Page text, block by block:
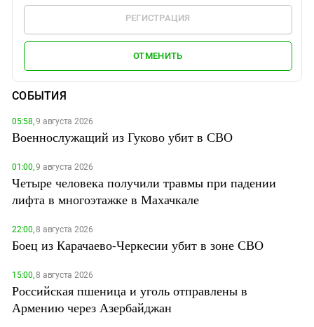
РЕГИСТРАЦИЯ
ОТМЕНИТЬ
СОБЫТИЯ
05:58,9 августа 2026
Военнослужащий из Гуково убит в СВО
01:00,9 августа 2026
Четыре человека получили травмы при падении
лифта в многоэтажке в Махачкале
22:00,8 августа 2026
Боец из Карачаево-Черкесии убит в зоне СВО
15:00,8 августа 2026
Российская пшеница и уголь отправлены в
Армению через Азербайджан